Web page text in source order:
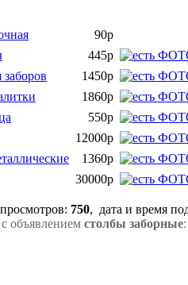
90р
445р
1450р
1860р
550р
12000р
1360р
30000р
: 750, дата и время
объявлением столбы заборные